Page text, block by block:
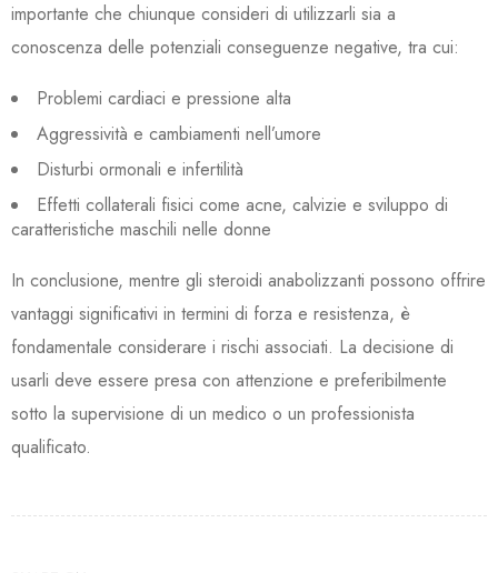
importante che chiunque consideri di utilizzarli sia a
conoscenza delle potenziali conseguenze negative, tra cui:
Problemi cardiaci e pressione alta
Aggressività e cambiamenti nell’umore
Disturbi ormonali e infertilità
Effetti collaterali fisici come acne, calvizie e sviluppo di
caratteristiche maschili nelle donne
In conclusione, mentre gli steroidi anabolizzanti possono offrire
vantaggi significativi in termini di forza e resistenza, è
fondamentale considerare i rischi associati. La decisione di
usarli deve essere presa con attenzione e preferibilmente
sotto la supervisione di un medico o un professionista
qualificato.